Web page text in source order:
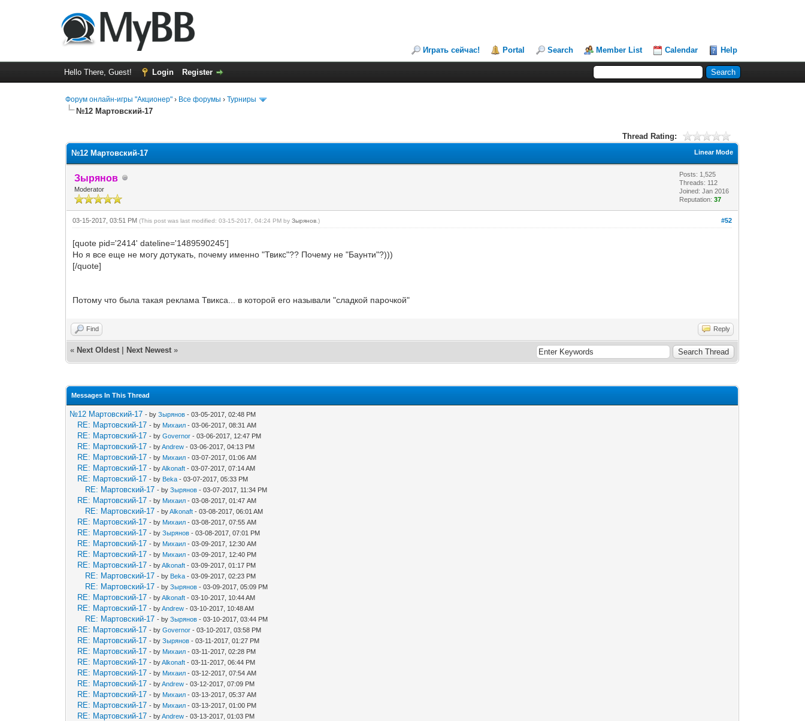
Играть сейчас! Portal Search Member List Calendar Help
Hello There, Guest! Login Register
Форум онлайн-игры "Акционер" › Все форумы ›Турниры
№12 Мартовский-17
Thread Rating:
Linear Mode
№12 Мартовский-17
Зырянов
Moderator
Posts: 1,525
Threads: 112
Joined: Jan 2016
Reputation:37
#52
03-15-2017, 03:51 PM(This post was last modified: 03-15-2017, 04:24 PM byЗырянов .)
[quote pid='2414' dateline='1489590245']
Но я все еще не могу дотукать, почему именно "Твикс"?? Почему не "Баунти"?)))
[/quote]
Потому что была такая реклама Твикса... в которой его называли "сладкой парочкой"
Find Reply
« Next Oldest Next Newest »
Messages In This Thread
№12 Мартовский-17 - byЗырянов - 03-05-2017, 02:48 PM
RE: Мартовский-17 - by Михаил - 03-06-2017, 08:31 AM
RE: Мартовский-17 - byGovernor - 03-06-2017, 12:47 PM
RE: Мартовский-17 - byAndrew - 03-06-2017, 04:13 PM
RE: Мартовский-17 - by Михаил - 03-07-2017, 01:06 AM
RE: Мартовский-17 - byAlkonaft - 03-07-2017, 07:14 AM
RE: Мартовский-17 - by Beka - 03-07-2017, 05:33 PM
RE: Мартовский-17 - byЗырянов - 03-07-2017, 11:34 PM
RE: Мартовский-17 - by Михаил - 03-08-2017, 01:47 AM
RE: Мартовский-17 - byAlkonaft - 03-08-2017, 06:01 AM
RE: Мартовский-17 - by Михаил - 03-08-2017, 07:55 AM
RE: Мартовский-17 - byЗырянов - 03-08-2017, 07:01 PM
RE: Мартовский-17 - by Михаил - 03-09-2017, 12:30 AM
RE: Мартовский-17 - by Михаил - 03-09-2017, 12:40 PM
RE: Мартовский-17 - byAlkonaft - 03-09-2017, 01:17 PM
RE: Мартовский-17 - by Beka - 03-09-2017, 02:23 PM
RE: Мартовский-17 - byЗырянов - 03-09-2017, 05:09 PM
RE: Мартовский-17 - byAlkonaft - 03-10-2017, 10:44 AM
RE: Мартовский-17 - byAndrew - 03-10-2017, 10:48 AM
RE: Мартовский-17 - byЗырянов - 03-10-2017, 03:44 PM
RE: Мартовский-17 - byGovernor - 03-10-2017, 03:58 PM
RE: Мартовский-17 - byЗырянов - 03-11-2017, 01:27 PM
RE: Мартовский-17 - by Михаил - 03-11-2017, 02:28 PM
RE: Мартовский-17 - byAlkonaft - 03-11-2017, 06:44 PM
RE: Мартовский-17 - by Михаил - 03-12-2017, 07:54 AM
RE: Мартовский-17 - byAndrew - 03-12-2017, 07:09 PM
RE: Мартовский-17 - by Михаил - 03-13-2017, 05:37 AM
RE: Мартовский-17 - by Михаил - 03-13-2017, 01:00 PM
RE: Мартовский-17 - byAndrew - 03-13-2017, 01:03 PM